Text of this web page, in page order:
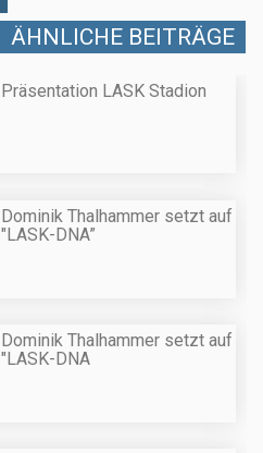
ÄHNLICHE BEITRÄGE
Präsentation LASK Stadion
Dominik Thalhammer setzt auf
"LASK-DNA”
Dominik Thalhammer setzt auf
"LASK-DNA